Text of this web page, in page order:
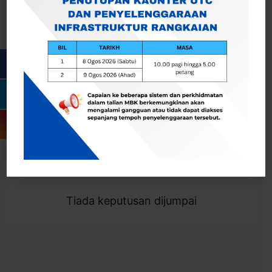
Togol Penapis
Showing 0 result
Tiada keputusan dijumpai